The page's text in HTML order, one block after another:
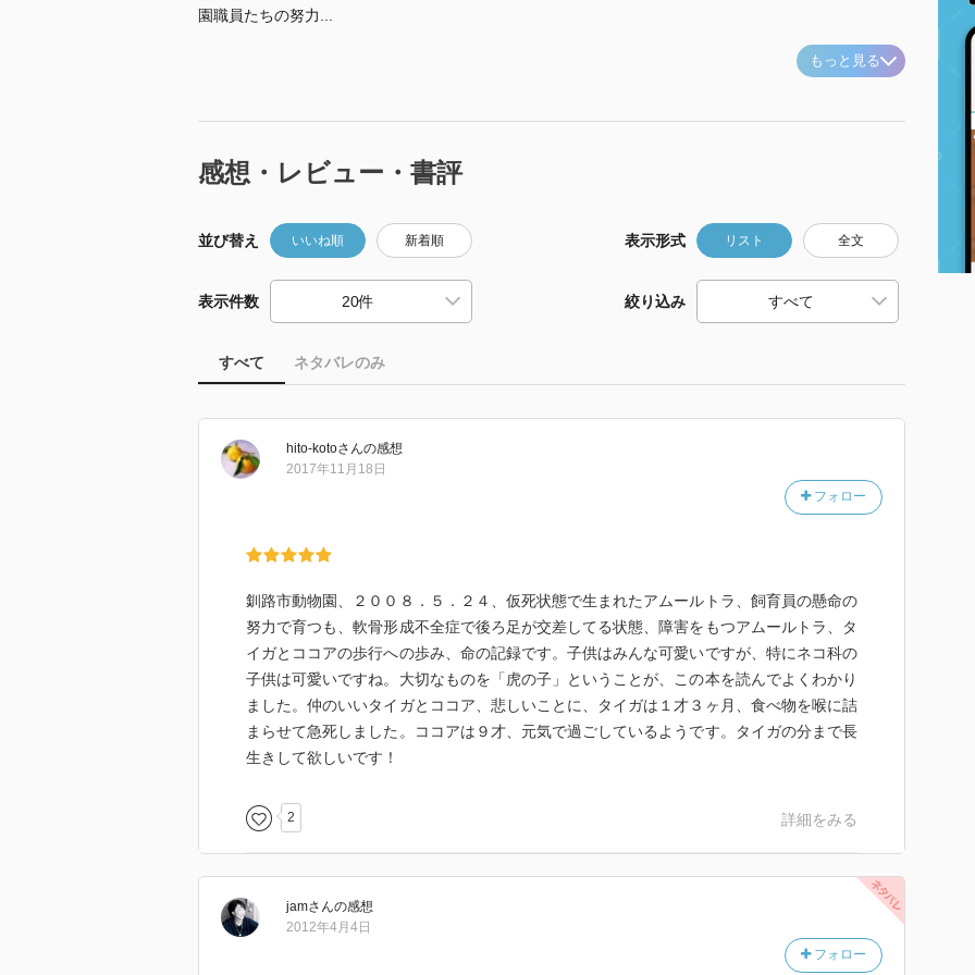
園職員たちの努力...
もっと見る
感想・レビュー・書評
並び替え いいね順 新着順 表示形式 リスト 全文
表示件数 絞り込み
すべて ネタバレのみ
hito-kotoさんの感想
フォロー
2017年11月18日
釧路市動物園、２００８．５．２４、仮死状態で生まれたアムールトラ、飼育員の懸命の
努力で育つも、軟骨形成不全症で後ろ足が交差してる状態、障害をもつアムールトラ、タ
イガとココアの歩行への歩み、命の記録です。子供はみんな可愛いですが、特にネコ科の
子供は可愛いですね。大切なものを「虎の子」ということが、この本を読んでよくわかり
ました。仲のいいタイガとココア、悲しいことに、タイガは１才３ヶ月、食べ物を喉に詰
まらせて急死しました。ココアは９才、元気で過ごしているようです。タイガの分まで長
生きして欲しいです！
2 詳細をみる
jamさんの感想
フォロー
2012年4月4日